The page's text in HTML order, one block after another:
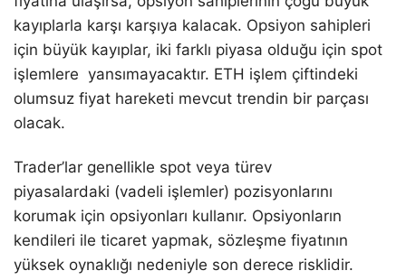
kayıplarla karşı karşıya kalacak. Opsiyon sahipleri
için büyük kayıplar, iki farklı piyasa olduğu için spot
işlemlere yansımayacaktır. ETH işlem çiftindeki
olumsuz fiyat hareketi mevcut trendin bir parçası
olacak.
Trader’lar genellikle spot veya türev
piyasalardaki (vadeli işlemler) pozisyonlarını
korumak için opsiyonları kullanır. Opsiyonların
kendileri ile ticaret yapmak, sözleşme fiyatının
yüksek oynaklığı nedeniyle son derece risklidir.